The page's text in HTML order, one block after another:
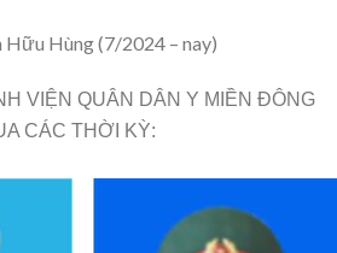
Hữu Hùng (7/2024 – nay)
VIỆN QUÂN DÂN Y MIỀN ĐÔNG
CÁC THỜI KỲ: